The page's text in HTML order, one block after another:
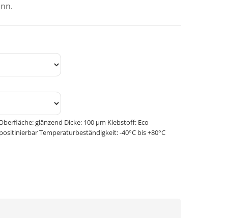
glänzend Dicke: 100 μm Klebstoff: Eco
Temperaturbeständigkeit: -40°C bis +80°C